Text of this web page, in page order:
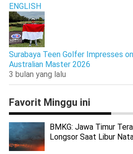
ENGLISH
Surabaya Teen Golfer Impresses
Australian Master 2026
3 bulan yang lalu
Favorit Minggu ini
BMKG: Jawa Timur
Longsor Saat Libur